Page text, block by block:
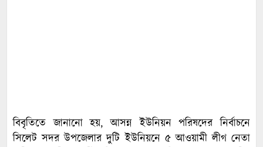
বিবৃতিতে জানানো হয়, আসন্ন ইউনিয়ন পরিষদের নির্বাচনে
সিলেট সদর উপজেলার দুটি ইউনিয়নে ৫ আওয়ামী লীগ নেতা